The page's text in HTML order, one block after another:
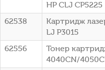
HP CLJ CP5225
62538
Картридж
LJ P3015
62556
Тонер
4040CN/